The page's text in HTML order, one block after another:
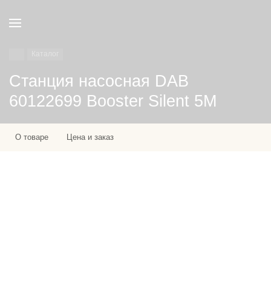
Станция насосная DAB
60122699 Booster Silent 5M
О товаре Цена и заказ